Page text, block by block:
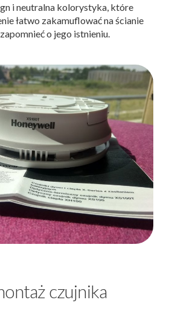
i neutralna kolorystyka, które
łatwo zakamuflować na ścianie
o jego istnieniu.
czujnika